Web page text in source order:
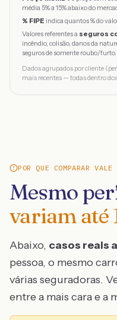
média 5% a 15% abaixo do
% FIPE indica quantos % do
Valores referentes a seguros
incêndio, colisão, danos da
seguros de somente roubo/furto.
Dados agrupados por cliente
mais recentes — todas dentro
POR QUE COMPARAR
Mesmo
variam até
Abaixo, casos reais
pessoa, o mesmo
várias seguradoras.
entre a mais cara e a